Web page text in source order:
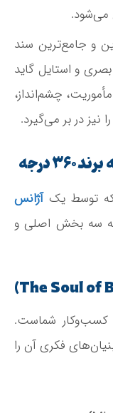
می‌شود.
و جامع‌ترین سند
و استایل گاید
چشم‌انداز،
نیز در بر می‌گیرد.
درجه
که توسط یک آژانس
به سه بخش اصلی و
کسب‌وکار شماست.
فکری آن را